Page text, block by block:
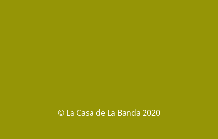
© La Casa de La Banda 2020